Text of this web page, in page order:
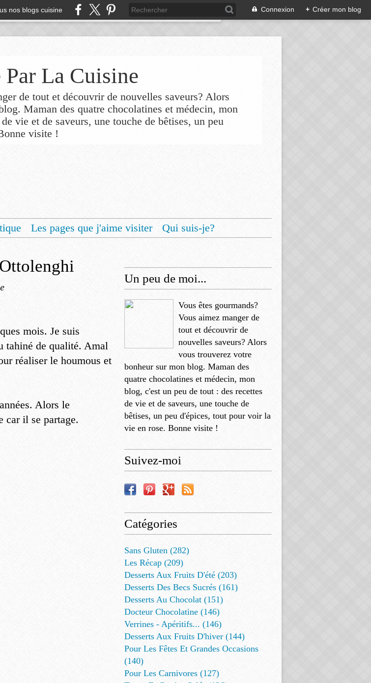
nos blogs cuisine Connexion + Créer mon blog
Par La Cuisine
de tout et découvrir de nouvelles saveurs? Alors
Maman des quatre chocolatines et médecin, mon
vie et de saveurs, une touche de bêtises, un peu
visite !
Les pages que j'aime visiter
Qui suis-je?
mois. Je suis
tahiné de qualité. Amal
réaliser le houmous et
Alors le
car il se partage.
Un peu de moi...
Vous êtes gourmands?
Vous aimez manger de
tout et découvrir de
nouvelles saveurs? Alors
vous trouverez votre
bonheur sur mon blog. Maman des
quatre chocolatines et médecin, mon
blog, c'est un peu de tout : des recettes
de vie et de saveurs, une touche de
bêtises, un peu d'épices, tout pour voir la
vie en rose. Bonne visite !
Suivez-moi
Catégories
Sans Gluten (282)
Les Récap (209)
Desserts Aux Fruits D'été (203)
Desserts Des Becs Sucrés (161)
Desserts Au Chocolat (151)
Docteur Chocolatine (146)
Verrines - Apéritifs... (146)
Desserts Aux Fruits D'hiver (144)
Pour Les Fêtes Et Grandes Occasions
(140)
Pour Les Carnivores (127)